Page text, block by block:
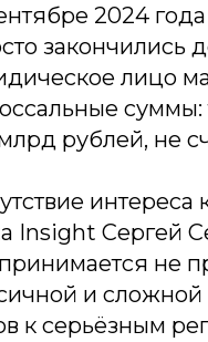
2024
закончились
лицо
рублей, не
Insight Сергей
не
и
к серьёзным